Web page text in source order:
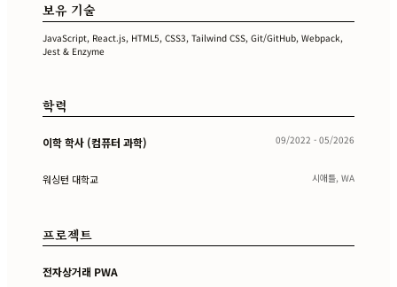
보유 기술
JavaScript, React.js, HTML5, CSS3, Tailwind CSS, Git/GitHub, Webpack,
Jest & Enzyme
학력
이학 학사 (컴퓨터 과학) 09/2022 - 05/2026
워싱턴 대학교 시애틀, WA
프로젝트
전자상거래 PWA